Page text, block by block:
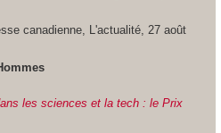
canadienne, L'actualité, 27 août
les sciences et la tech : le Prix